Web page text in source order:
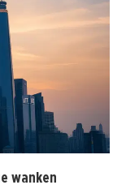
wanken